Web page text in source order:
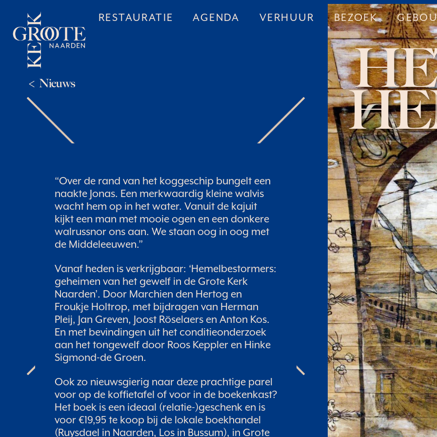
de
inhoud
RESTAURATIE AGENDA VERHUUR BEZOEK
Nieuws
“Over de rand van het koggeschip bungelt een
naakte Jonas. Een merkwaardig kleine walvis
wacht hem op in het water. Vanuit de kajuit
kijkt een man met mooie ogen en een donkere
walrussnor ons aan. We staan oog in oog met
de Middeleeuwen.”
Vanaf heden is verkrijgbaar: ‘Hemelbestormers:
geheimen van het gewelf in de Grote Kerk
Naarden’. Door Marchien den Hertog en
Froukje Holtrop, met bijdragen van Herman
Pleij, Jan Greven, Joost Röselaers en Anton Kos.
En met bevindingen uit het conditieonderzoek
aan het tongewelf door Roos Keppler en Hinke
Sigmond-de Groen.
Ook zo nieuwsgierig naar deze prachtige parel
voor op de koffietafel of voor in de boekenkast?
Het boek is een ideaal (relatie-)geschenk en is
voor €19,95 te koop bij de lokale boekhandel
(Ruysdael in Naarden, Los in Bussum), in Grote